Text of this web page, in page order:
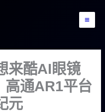
来酷AI眼镜
通AR1平台
元